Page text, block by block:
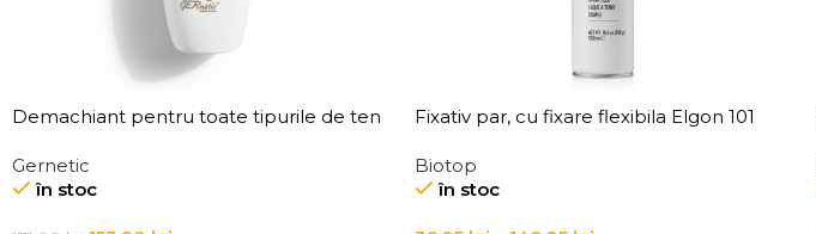
Demachiant pentru toate tipurile de ten
Make-Up Remover
Gernetic
în stoc
Fixativ par, cu fixare flexibila Elgon 101
Biotop
în stoc